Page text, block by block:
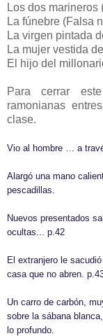
Los dos
La fúnebre (Falsa
La virgen pintada
La mujer vestida
El hijo del
Para cerrar
ramonianas
clase.
Vio al hombre … a
Alargó una mano
pescadillas.
Nuevos presentados
ocultas... p.42
El extranjero le
casa que no abren.
Un carro de carbón,
sobre la sábana
lo profundo.